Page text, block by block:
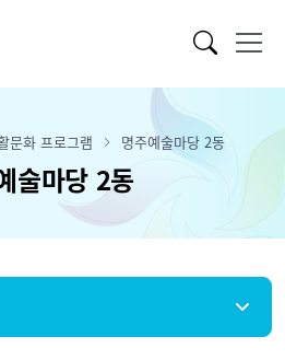
문화 프로그램 명주예술마당 2동
술마당 2동